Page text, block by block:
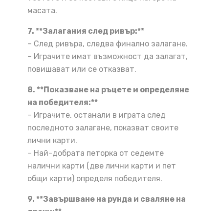
масата.
7. **Залагания след ривър:**
– След ривъра, следва финално залагане.
– Играчите имат възможност да залагат,
повишават или се отказват.
8. **Показване на ръцете и определяне
на победителя:**
– Играчите, останали в играта след
последното залагане, показват своите
лични карти.
– Най-добрата петорка от седемте
налични карти (две лични карти и пет
общи карти) определя победителя.
9. **Завършване на рунда и сваляне на